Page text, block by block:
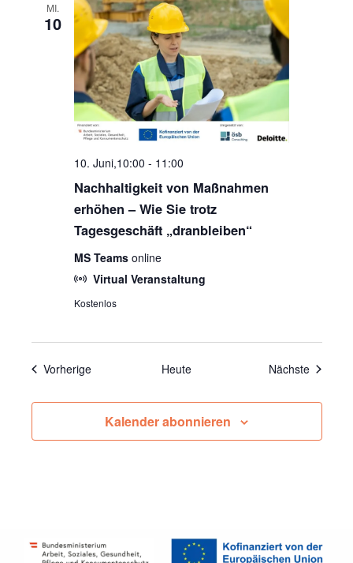
MI.
10
Nachhaltigkeit von Maßnahmen
erhöhen – Wie Sie trotz
Tagesgeschäft „dranbleiben“
10. Juni,10:00 - 11:00
MS Teams online
Virtual Veranstaltung
Kostenlos
VorherigeVeranstaltungenHeute Nächste
Kalender abonnieren